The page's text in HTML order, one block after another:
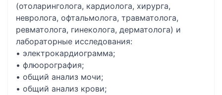
(отоларинголога, кардиолога, хирурга,
невролога, офтальмолога, травматолога,
ревматолога, гинеколога, дерматолога) и
лабораторные исследования:
• электрокардиограмма;
• флюорография;
• общий анализ мочи;
• общий анализ крови;